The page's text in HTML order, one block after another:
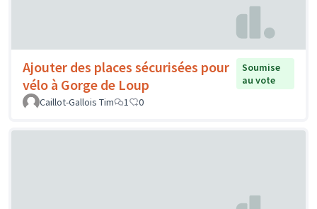
Ajouter des places sécurisées pour
vélo à Gorge de Loup
Soumise
au vote
Caillot-Gallois Tim
1 0